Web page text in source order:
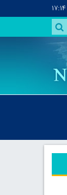
۱۷:۱۴